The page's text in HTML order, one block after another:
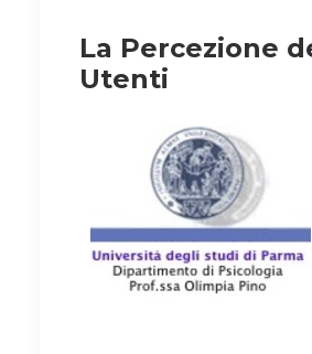
La Percezione
Utenti